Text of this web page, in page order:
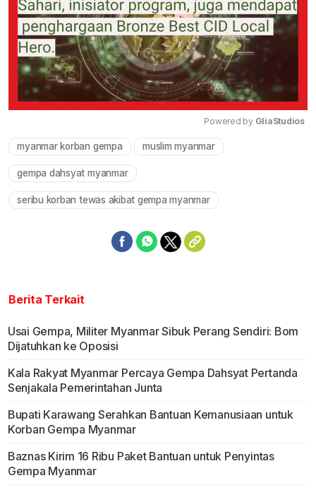
Powered by GliaStudios
myanmar korban gempa muslim myanmar
gempa dahsyat myanmar
seribu korban tewas akibat gempa myanmar
Berita Terkait
Usai Gempa, Militer Myanmar Sibuk Perang Sendiri: Bom
Dijatuhkan ke Oposisi
Kala Rakyat Myanmar Percaya Gempa Dahsyat Pertanda
Senjakala Pemerintahan Junta
Bupati Karawang Serahkan Bantuan Kemanusiaan untuk
Korban Gempa Myanmar
Baznas Kirim 16 Ribu Paket Bantuan untuk Penyintas
Gempa Myanmar